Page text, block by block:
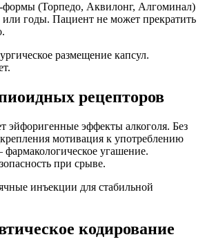
(Торпедо, Аквилонг, Алгоминал)
годы. Пациент не может прекратить
размещение капсул.
рецепторов
эйфоригенные эффекты алкоголя. Без
мотивация к употреблению
угашение.
при срыве.
инъекции для стабильной
кодирование